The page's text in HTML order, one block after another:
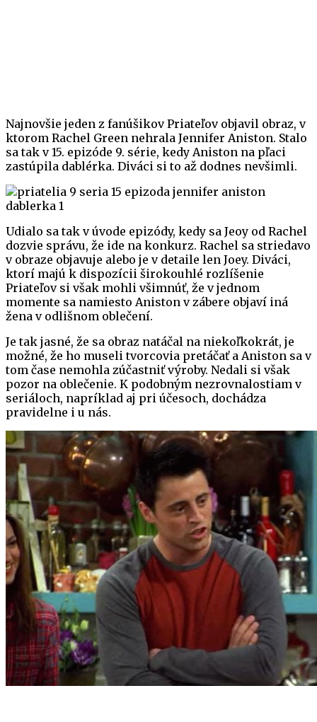
Najnovšie jeden z fanúšikov Priateľov objavil obraz, v
ktorom Rachel Green nehrala Jennifer Aniston. Stalo
sa tak v 15. epizóde 9. série, kedy Aniston na pľaci
zastúpila dablérka. Diváci si to až dodnes nevšimli.
Udialo sa tak v úvode epizódy, kedy sa Jeoy od Rachel
dozvie správu, že ide na konkurz. Rachel sa striedavo
v obraze objavuje alebo je v detaile len Joey. Diváci,
ktorí majú k dispozícii širokouhlé rozlíšenie
Priateľov si však mohli všimnúť, že v jednom
momente sa namiesto Aniston v zábere objaví iná
žena v odlišnom oblečení.
Je tak jasné, že sa obraz natáčal na niekoľkokrát, je
možné, že ho museli tvorcovia pretáčať a Aniston sa v
tom čase nemohla zúčastniť výroby. Nedali si však
pozor na oblečenie. K podobným nezrovnalostiam v
seriáloch, napríklad aj pri účesoch, dochádza
pravidelne i u nás.